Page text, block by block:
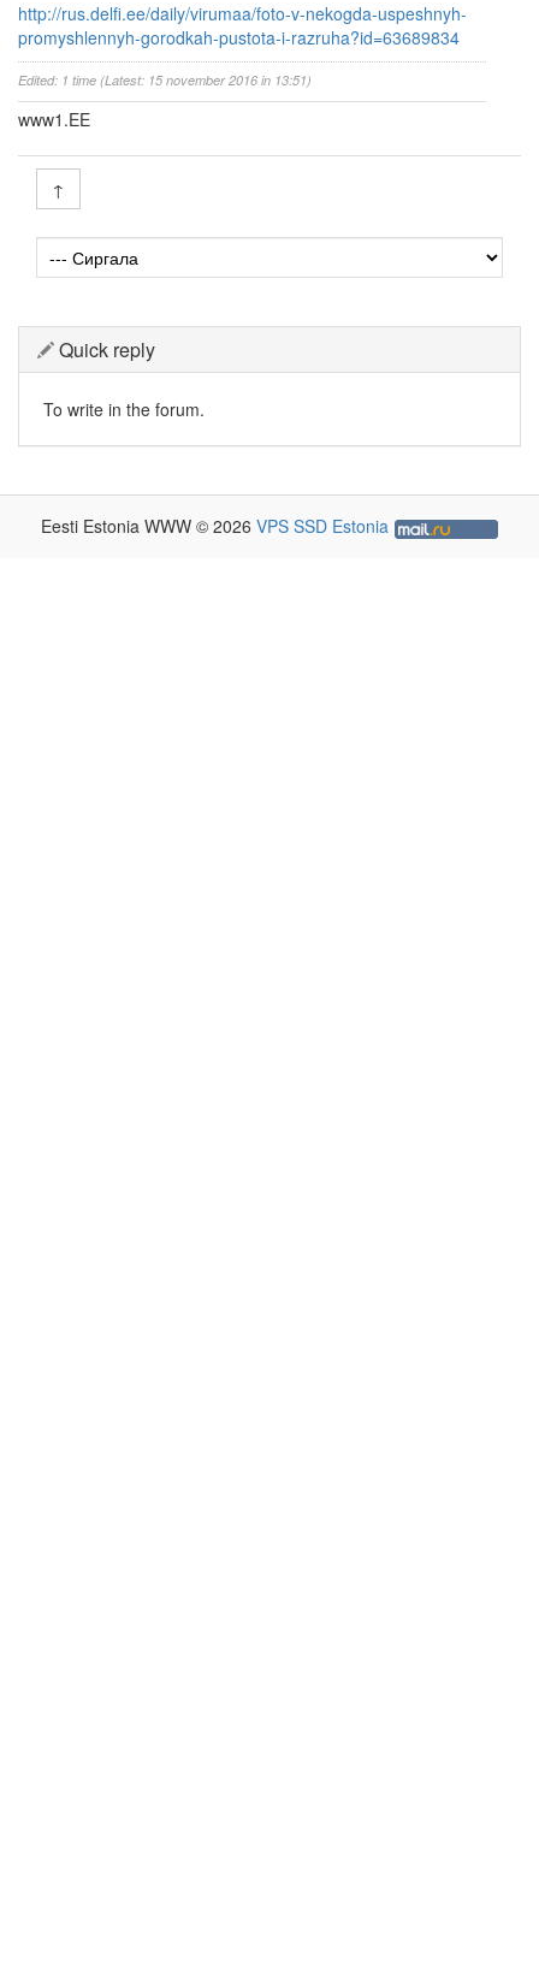
http://rus.delfi.ee/daily/virumaa/foto-v-nekogda-uspeshnyh-
promyshlennyh-gorodkah-pustota-i-razruha?id=63689834
Edited: 1 time (Latest: 15 november 2016 in 13:51)
www1.EE
↑
Quick reply
To write in the forum.
Eesti Estonia WWW © 2026 VPS SSD Estonia